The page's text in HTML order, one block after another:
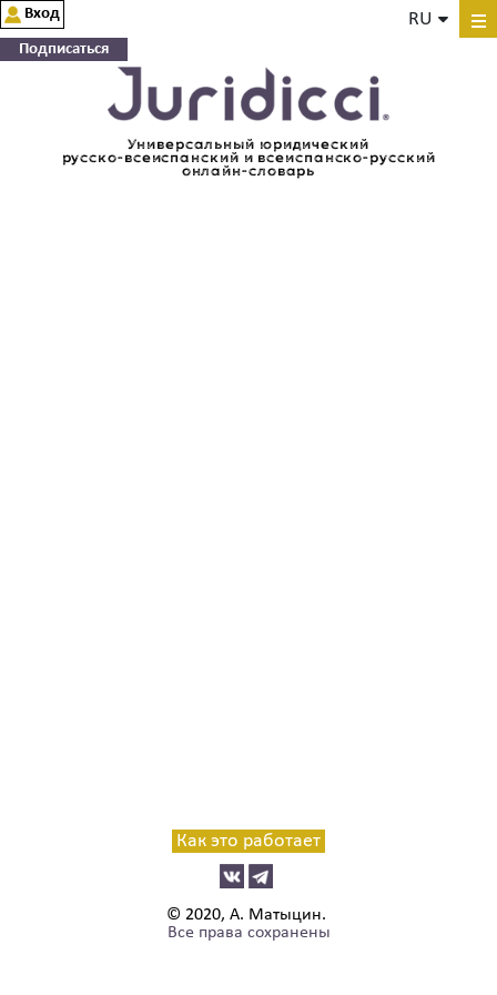
Универсальный юридический
русско-всеиспанский и всеиспанско-русский
онлайн-словарь
RU
Вход
Подписаться
Как это работает
© 2020, А. Матыцин.
Все права сохранены